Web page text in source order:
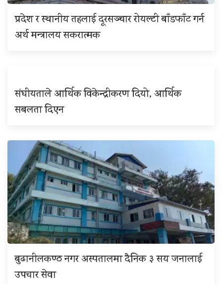
प्रदेश र स्थानीय तहलाई दूरसञ्चार रोयल्टी बाँडफाँट गर्न
अर्थ मन्त्रालय सकरात्मक
संघीयताले आर्थिक विकेन्द्रीकरण दियो, आर्थिक
सबलता दिएन
बुढानीलकण्ठ नगर अस्पतालमा दैनिक ३ सय जनालाई
उपचार सेवा